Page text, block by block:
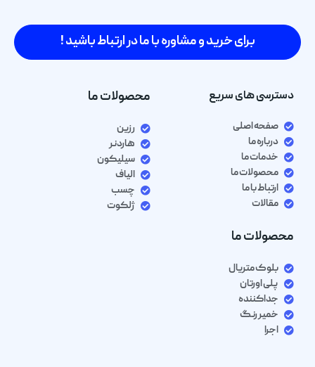
برای خرید و مشاوره با ما در ارتباط باشید !
دسترسی های سریع
صفحه اصلی
درباره ما
خدمات ما
محصولات ما
ارتباط با ما
مقالات
محصولات ما
رزین
هاردنر
سیلیکون
الیاف
چسب
ژلکوت
محصولات ما
بلوک متریال
پلی اورتان
جداکننده
خمیر رنگ
اجرا